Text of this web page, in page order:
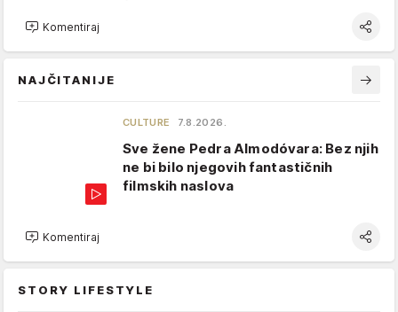
Komentiraj
NAJČITANIJE
CULTURE 7.8.2026.
Sve žene Pedra Almodóvara: Bez njih
ne bi bilo njegovih fantastičnih
filmskih naslova
Komentiraj
STORY LIFESTYLE